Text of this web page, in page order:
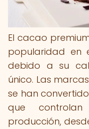
El cacao
popularidad en
debido a su
único. Las
se han
que
producción,